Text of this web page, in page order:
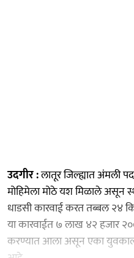
उदगीर :लातूर जिल्ह्यात अंमली
मोहिमेला मोठे यश मिळाले असून
धाडसी कारवाई करत तब्बल २४
या कारवाईत ७ लाख ४२ हजार
करण्यात आला असून एका